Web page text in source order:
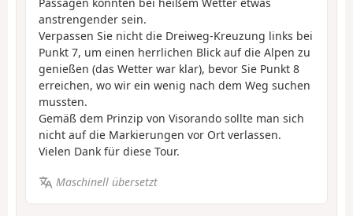
Passagen könnten bei heißem Wetter etwas
anstrengender sein.
Verpassen Sie nicht die Dreiweg-Kreuzung links bei
Punkt 7, um einen herrlichen Blick auf die Alpen zu
genießen (das Wetter war klar), bevor Sie Punkt 8
erreichen, wo wir ein wenig nach dem Weg suchen
mussten.
Gemäß dem Prinzip von Visorando sollte man sich
nicht auf die Markierungen vor Ort verlassen.
Vielen Dank für diese Tour.
Maschinell übersetzt